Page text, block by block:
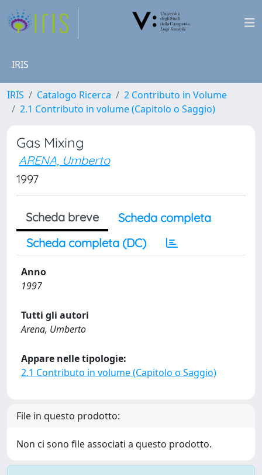
IRIS
IRIS Catalogo Ricerca
2 Contributo in Volume
2.1 Contributo in volume (Capitolo o Saggio)
Gas Mixing
ARENA, Umberto
1997
Scheda breve
Scheda completa
Scheda completa (DC)
Anno
1997
Tutti gli autori
Arena, Umberto
Appare nelle tipologie:
2.1 Contributo in volume (Capitolo o Saggio)
File in questo prodotto:
Non ci sono file associati a questo prodotto.